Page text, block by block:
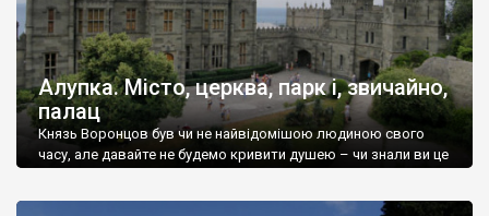
Алупка. Місто, церква, парк і, звичайно,
палац
Князь Воронцов був чи не найвідомішою людиною свого
часу, але давайте не будемо кривити душею – чи знали ви це